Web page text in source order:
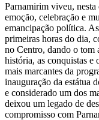
Parnamirim viveu,
emoção, celebração e
emancipação política.
primeiras horas do dia,
no Centro, dando o tom
história, as conquistas
mais marcantes da
inauguração da estátua
e considerado um dos
deixou um legado de
compromisso com